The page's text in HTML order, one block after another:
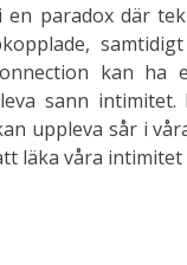
paradox där
kan
sann
uppleva sår i
läka våra intimitet